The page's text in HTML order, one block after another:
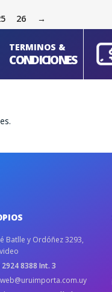
26
→
TERMINOS &
CONDICIONES
Batlle y Ordóñez 3293,
8388 Int. 3